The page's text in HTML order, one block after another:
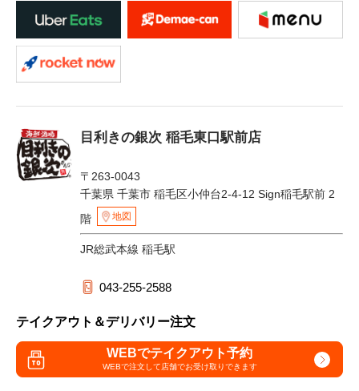
目利きの銀次 稲毛東口駅前店
〒263-0043
千葉県 千葉市 稲毛区小仲台2-4-12 Sign稲毛駅前 2
階
地図
JR総武本線 稲毛駅
043-255-2588
テイクアウト＆デリバリー注文
WEBでテイクアウト予約
WEBで注文して店舗でお受け取りできます